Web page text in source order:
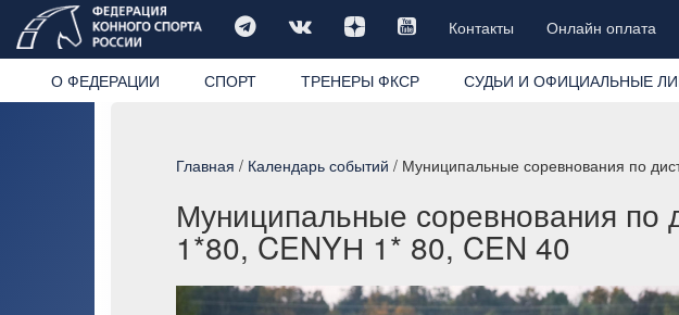
Контакты Онлайн оплата
О ФЕДЕРАЦИИ СПОРТ ТРЕНЕРЫ ФКСР СУДЬИ И ОФИЦИАЛЬНЫЕ
Главная / Календарь событий / Муниципальные соревнования по
Муниципальные соревнования по
1*80, CENYН 1* 80, CEN 40